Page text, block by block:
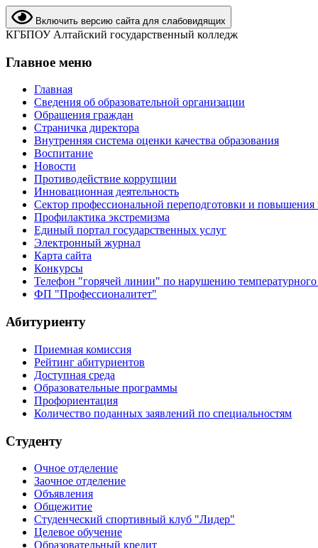
Включить версию сайта для слабовидящих
КГБПОУ Алтайский государственный колледж
Главное меню
Главная
Сведения об образовательной организации
Обращения граждан
Страничка директора
Внутренняя система оценки качества образования
Воспитание
Новости
Противодействие коррупции
Инновационная деятельность
Сектор профессиональной переподготовки и
Профилактика экстремизма
Единый портал государственных услуг
Электронный журнал
Карта сайта
Конкурсы
Телефон "горячей линии" по нарушению
ФП "Профессионалитет"
Абитуриенту
Приемная комиссия
Рейтинг абитуриентов
Доступная среда
Образовательные программы
Профориентация
Количество поданных заявлений по специальностям
Студенту
Очное отделение
Заочное отделение
Объявления
Общежитие
Студенческий спортивный клуб "Лидер"
Целевое обучение
Образовательный кредит